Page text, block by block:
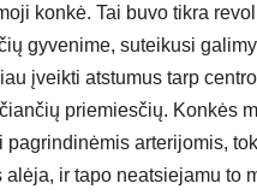
konkė. Tai buvo tikra
gyvenime, suteikusi
įveikti atstumus tarp
priemiesčių. Konkės
pagrindinėmis arterijomis,
alėja, ir tapo neatsiejamu to